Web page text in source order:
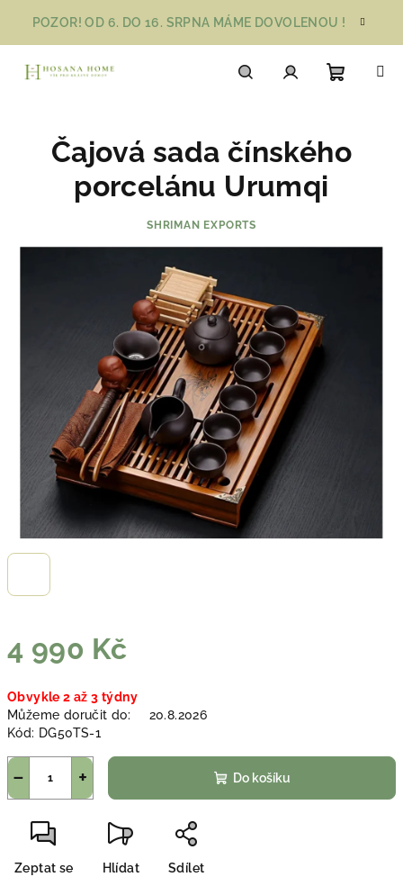
obsah
POZOR! OD 6. DO 16. SRPNA MÁME DOVOLENOU !
košík
4 990 Kč
cena:
Obvykle 2 až 3 týdny
Můžeme doručit do:
20.8.2026
Kód: DG50TS-1
+
− Do košíku
Zeptat se Hlídat Sdílet
Čajová sada čínského
porcelánu Urumqi
SHRIMAN EXPORTS